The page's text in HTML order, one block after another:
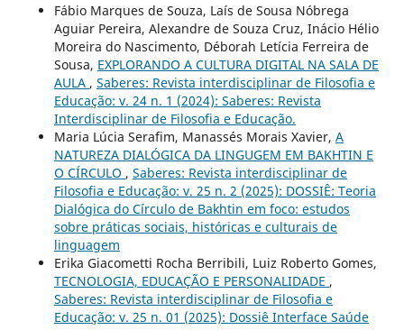
Fábio Marques de Souza, Laís de Sousa Nóbrega
Aguiar Pereira, Alexandre de Souza Cruz, Inácio Hélio
Moreira do Nascimento, Déborah Letícia Ferreira de
Sousa, EXPLORANDO A CULTURA DIGITAL NA SALA DE
AULA , Saberes: Revista interdisciplinar de Filosofia e
Educação: v. 24 n. 1 (2024): Saberes: Revista
Interdisciplinar de Filosofia e Educação.
Maria Lúcia Serafim, Manassés Morais Xavier, A
NATUREZA DIALÓGICA DA LINGUGEM EM BAKHTIN E
O CÍRCULO , Saberes: Revista interdisciplinar de
Filosofia e Educação: v. 25 n. 2 (2025): DOSSIÊ: Teoria
Dialógica do Círculo de Bakhtin em foco: estudos
sobre práticas sociais, históricas e culturais de
linguagem
Erika Giacometti Rocha Berribili, Luiz Roberto Gomes,
TECNOLOGIA, EDUCAÇÃO E PERSONALIDADE ,
Saberes: Revista interdisciplinar de Filosofia e
Educação: v. 25 n. 01 (2025): Dossiê Interface Saúde